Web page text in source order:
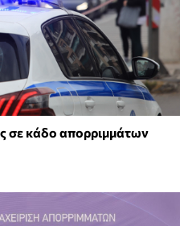
σε κάδο απορριμμάτων